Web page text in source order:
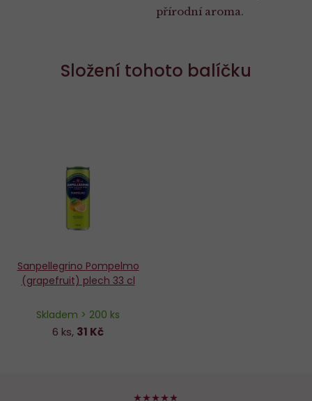
přírodní aroma.
Složení tohoto balíčku
Sanpellegrino Pompelmo
(grapefruit) plech 33 cl
Skladem > 200 ks
6 ks, 31 Kč
96%